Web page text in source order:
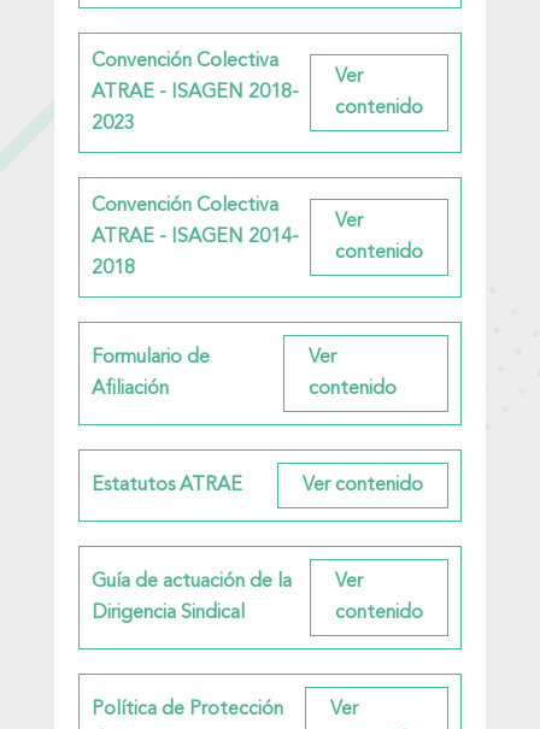
Convención Colectiva
ATRAE - ISAGEN 2018-
2023
Convención Colectiva
ATRAE - ISAGEN 2014-
2018
Formulario de
Afiliación
Estatutos ATRAE
Guía de actuación de la
Dirigencia Sindical
Política de Protección